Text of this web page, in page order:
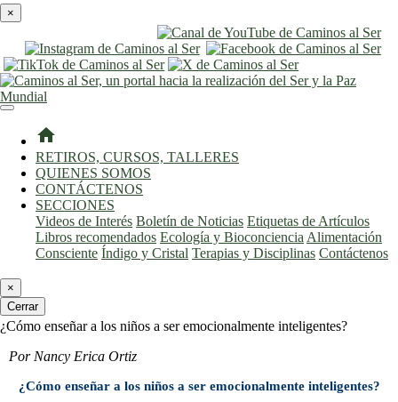
×
home
RETIROS, CURSOS, TALLERES
QUIENES SOMOS
CONTÁCTENOS
SECCIONES
Videos de Interés Boletín de Noticias Etiquetas de Artículos
Libros recomendados Ecología y Bioconciencia Alimentación
Consciente Índigo y Cristal Terapias y Disciplinas Contáctenos
×
Cerrar
¿Cómo enseñar a los niños a ser emocionalmente inteligentes?
Por Nancy Erica Ortiz
¿Cómo enseñar a los niños a ser emocionalmente inteligentes?